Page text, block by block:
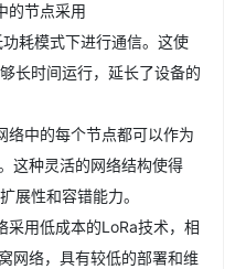
的节点采用
功耗模式下进行通信。这使
长时间运行，延长了设备的
中的每个节点都可以作为
这种灵活的网络结构使得
展性和容错能力。
用低成本的LoRa技术，相
网络，具有较低的部署和维